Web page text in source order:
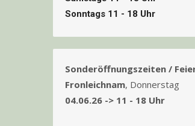
Sonntags 11 - 18 Uhr
Sonderöffnungszeiten /
Fronleichnam, Donnerstag
04.06.26 -> 11 - 18 Uhr